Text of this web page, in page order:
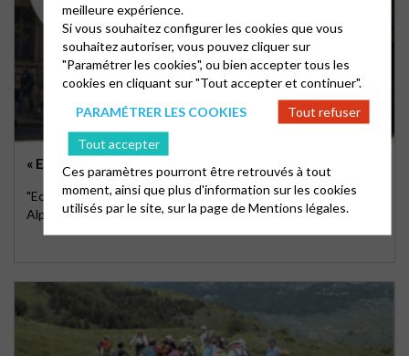
« ECHANGES » EN MAI 2025
"Echanges" n°514- Magazine protestant régional de Provence-
Alpes-Corse-Côte d'Azur
meilleure expérience.
Si vous souhaitez configurer les cookies que vous
souhaitez autoriser, vous pouvez cliquer sur
"Paramétrer les cookies", ou bien accepter tous les
cookies en cliquant sur "Tout accepter et continuer".
PARAMÉTRER LES COOKIES
Tout refuser
Tout accepter
Ces paramètres pourront être retrouvés à tout
moment, ainsi que plus d'information sur les cookies
utilisés par le site, sur la page deMentions légales.